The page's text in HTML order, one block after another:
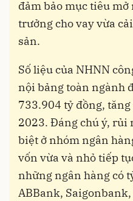
đảm bảo mục tiêu
trưởng cho vay vừa
sản.
Số liệu của NHNN
nội bảng toàn ngành
733.904 tỷ đồng,
2023. Đáng chú ý, rủi
biệt ở nhóm ngân
vốn vừa và nhỏ tiếp
những ngân hàng có
ABBank, Saigonbank,